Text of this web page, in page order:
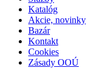
Katalóg
Akcie, novinky
Bazár
Kontakt
Cookies
Zásady OOÚ